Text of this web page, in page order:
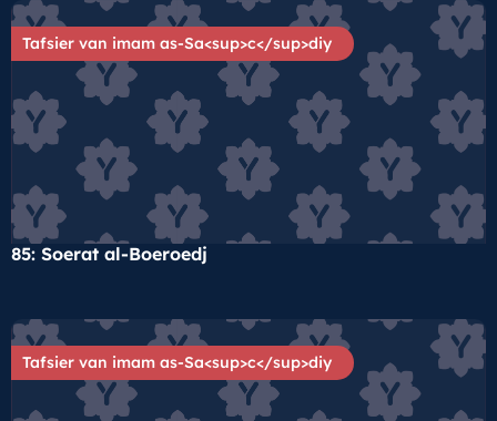
Tafsier van imam as-Sa<sup>c</sup>diy
85: Soerat al-Boeroedj
Tafsier van imam as-Sa<sup>c</sup>diy